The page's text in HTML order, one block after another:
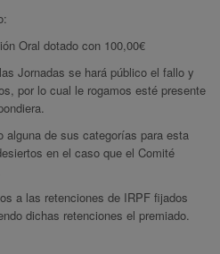
Oral dotado con 100,00€
Jornadas se hará público el fallo y
por lo cual le rogamos esté presente
alguna de sus categorías para esta
en el caso que el Comité
a las retenciones de IRPF fijados
dichas retenciones el premiado.